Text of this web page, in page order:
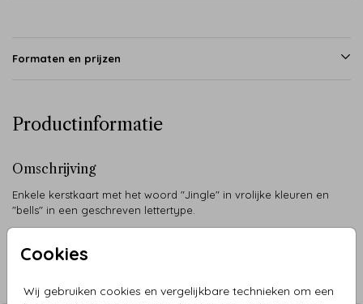
Cookies
Wij gebruiken cookies en vergelijkbare technieken om een
Formaten en prijzen
Productinformatie
Omschrijving
Enkele kerstkaart met het woord "Jingle" in vrolijke kleuren en
"bells" in een geschreven lettertype.
Collectie